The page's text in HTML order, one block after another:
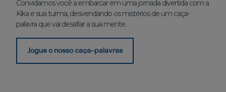
Convidamos você a embarcar em uma jornada divertida com a
Kika e sua turma, desvendando os mistérios de um caça-
palavra que vai desafiar a sua mente.
Jogue o nosso caça-palavras